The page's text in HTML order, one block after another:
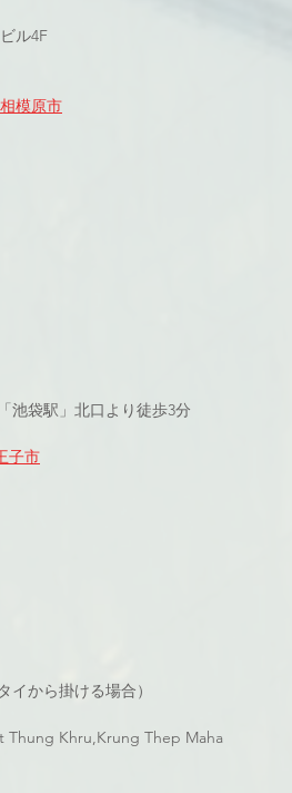
ル4F
模原市
池袋駅」北口より徒歩3分
子市
イから掛ける場合）
Thung Khru,Krung Thep Maha